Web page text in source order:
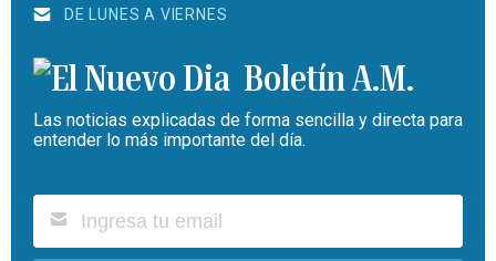
DE LUNES A VIERNES
Boletín A.M.
Las noticias explicadas de forma sencilla y directa para
entender lo más importante del día.